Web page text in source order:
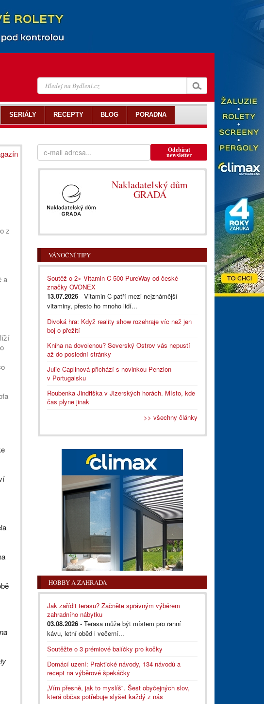
z
a
Odebírat
newsletter
Nakladatelský dům
GRADA
VÁNOČNÍ TIPY
Soutěž o 2× Vitamin C 500 PureWay od české
značky OVONEX
13.07.2026 - Vitamin C patří mezi nejznámější
vitaminy, přesto ho mnoho lidí...
Divoká hra: Když reality show rozehraje víc než jen
boj o přežití
Kniha na dovolenou? Severský Ostrov vás nepustí
až do poslední stránky
Julie Caplinová přichází s novinkou Penzion
v Portugalsku
Roubenka Jindřiška v Jizerských horách. Místo, kde
čas plyne jinak
>> všechny články
HOBBY A ZAHRADA
Jak zařídit terasu? Začněte správným výběrem
zahradního nábytku
03.08.2026 - Terasa může být místem pro ranní
kávu, letní oběd i večerní...
Soutěžte o 3 prémiové balíčky pro kočky
Domácí uzení: Praktické návody, 134 návodů a
recept na výběrové špekáčky
„Vím přesně, jak to myslíš". Šest obyčejných slov,
která občas potřebuje slyšet každý z nás
SERIÁLY RECEPTY BLOG PORADNA